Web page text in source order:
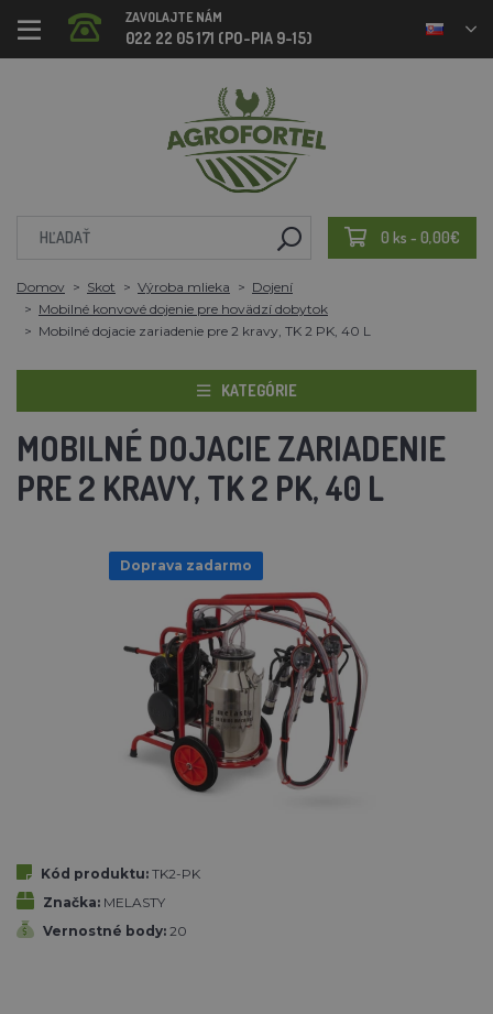
ZAVOLAJTE NÁM
022 22 05 171 (PO-PIA 9-15)
0 ks - 0,00€
Domov Skot Výroba mlieka
Dojení
Mobilné konvové dojenie pre hovädzí dobytok
Mobilné dojacie zariadenie pre 2 kravy, TK 2 PK, 40 L
KATEGÓRIE
MOBILNÉ DOJACIE ZARIADENIE
PRE 2 KRAVY, TK 2 PK, 40 L
Doprava zadarmo
Kód produktu: TK2-PK
Značka: MELASTY
Vernostné body: 20